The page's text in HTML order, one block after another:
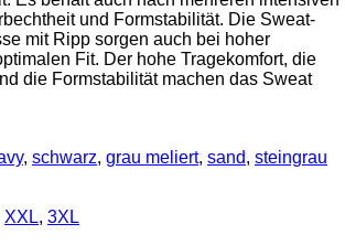
und Formstabilität. Die Sweat-
mit Ripp sorgen auch bei hoher
Fit. Der hohe Tragekomfort, die
die Formstabilität machen das Sweat
, schwarz, grau meliert, sand, steingrau
XXL, 3XL